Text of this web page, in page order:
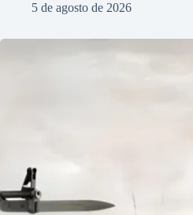
5 de agosto de 2026